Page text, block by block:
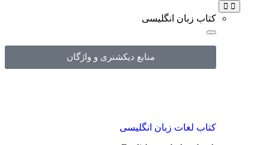
کتاب زبان انگلیسی
منابع دیکشنری و واژگان
کتاب لغات زبان انگلیسی